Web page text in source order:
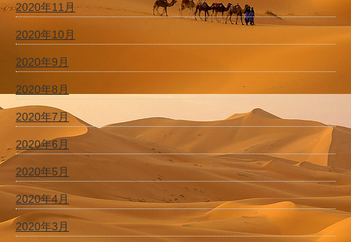
2020年11月
2020年10月
2020年9月
2020年8月
2020年7月
2020年6月
2020年5月
2020年4月
2020年3月